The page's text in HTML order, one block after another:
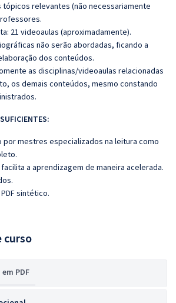
tópicos relevantes (não necessariamente
21 videoaulas (aproximadamente).
não serão abordadas, ficando a
dos conteúdos.
as disciplinas/videoaulas relacionadas
os demais conteúdos, mesmo constando
por mestres especializados na leitura como
a aprendizagem de maneira acelerada.
sintético.
curso
PDF